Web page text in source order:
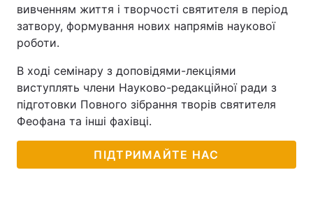
вивченням життя і творчості святителя в період
затвору, формування нових напрямів наукової
роботи.
В ході семінару з доповідями-лекціями
виступлять члени Науково-редакційної ради з
підготовки Повного зібрання творів святителя
Феофана та інші фахівці.
ПІДТРИМАЙТЕ НАС